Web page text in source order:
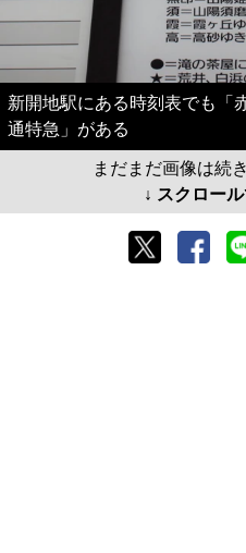
新開地駅にある時刻表でも「
通特急」がある
まだまだ画像は続
↓ スクロー